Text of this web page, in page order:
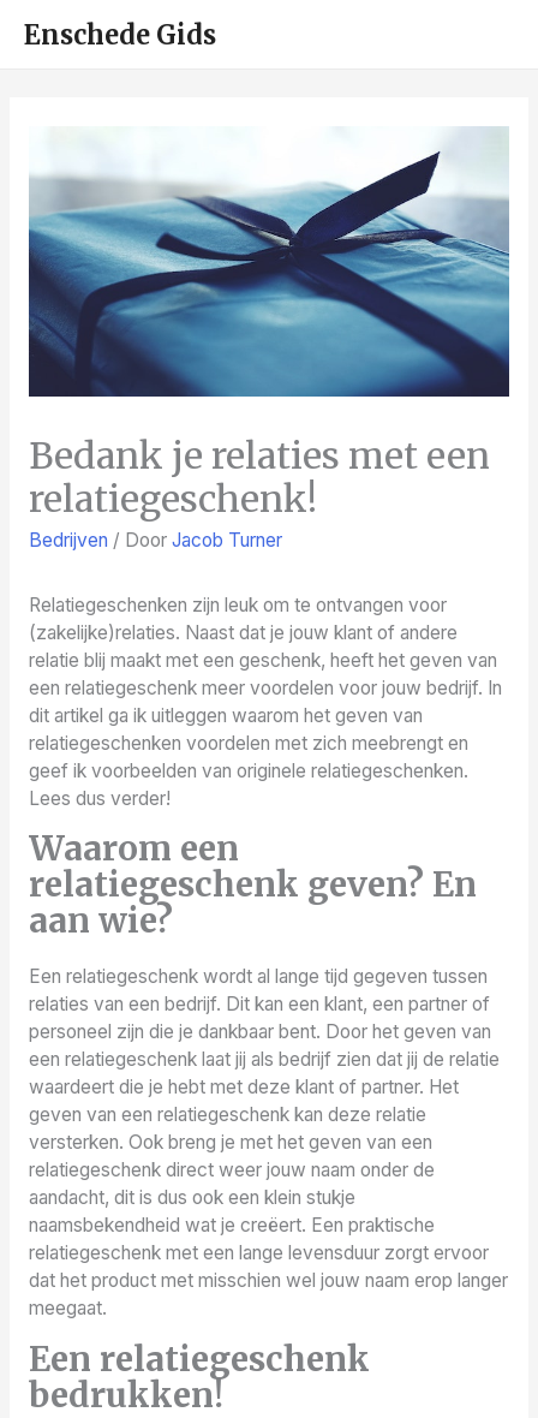
Enschede Gids
Bedank je relaties met een
relatiegeschenk!
Bedrijven / Door Jacob Turner
Relatiegeschenken zijn leuk om te ontvangen voor
(zakelijke)relaties. Naast dat je jouw klant of andere
relatie blij maakt met een geschenk, heeft het geven van
een relatiegeschenk meer voordelen voor jouw bedrijf. In
dit artikel ga ik uitleggen waarom het geven van
relatiegeschenken voordelen met zich meebrengt en
geef ik voorbeelden van originele relatiegeschenken.
Lees dus verder!
Waarom een
relatiegeschenk geven? En
aan wie?
Een relatiegeschenk wordt al lange tijd gegeven tussen
relaties van een bedrijf. Dit kan een klant, een partner of
personeel zijn die je dankbaar bent. Door het geven van
een relatiegeschenk laat jij als bedrijf zien dat jij de relatie
waardeert die je hebt met deze klant of partner. Het
geven van een relatiegeschenk kan deze relatie
versterken. Ook breng je met het geven van een
relatiegeschenk direct weer jouw naam onder de
aandacht, dit is dus ook een klein stukje
naamsbekendheid wat je creëert. Een praktische
relatiegeschenk met een lange levensduur zorgt ervoor
dat het product met misschien wel jouw naam erop langer
meegaat.
Een relatiegeschenk
bedrukken!